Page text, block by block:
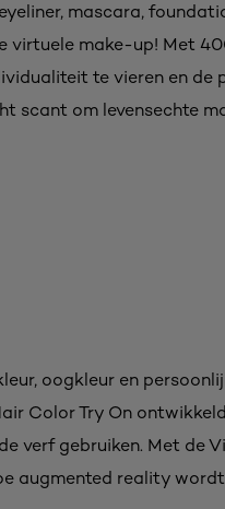
mascara,
virtuele make-up! Met
te vieren en de
scant om levensechte
oogkleur en
Color Try On
verf gebruiken. Met de
augmented reality